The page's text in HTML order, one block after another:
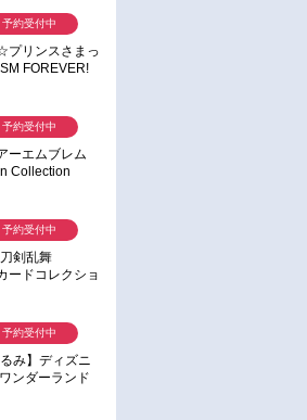
売
プリンスさまっ
FOREVER!
予約受付中
ーエムブレム
Collection
予約受付中
剣乱舞
ードコレクショ
予約受付中
み】ディズニ
ンダーランド
み(クラブ・ウ
予約受付中